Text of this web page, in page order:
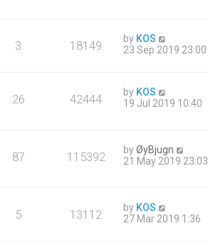
3 18149 by KOS
23 Sep 2019 23:00
26 42444 by KOS
19 Jul 2019 10:40
87 115392 byØyBjugn
21 May 2019 23:03
5 13112 by KOS
27 Mar 2019 1:36